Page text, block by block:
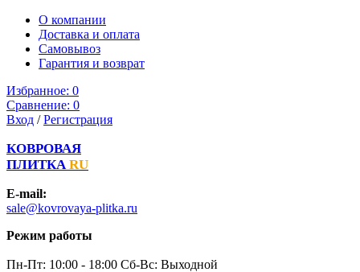
О компании
Доставка и оплата
Самовывоз
Гарантия и возврат
Избранное: 0
Сравнение: 0
Вход /Регистрация
КОВРОВАЯ
ПЛИТКА RU
E-mail:
sale@kovrovaya-plitka.ru
Режим работы
Пн-Пт: 10:00 - 18:00 Сб-Вс: Выходной